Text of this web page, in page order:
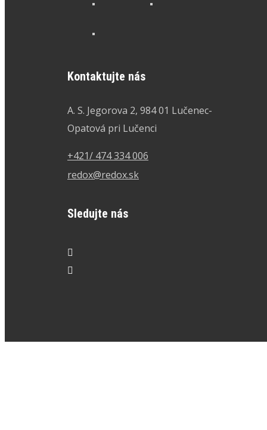
Kontaktujte nás
A. S. Jegorova 2, 984 01 Lučenec-
Opatová pri Lučenci
+421/ 474 334 006
redox@redox.sk
Sledujte nás